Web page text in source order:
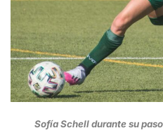
Sofía Schell durante su